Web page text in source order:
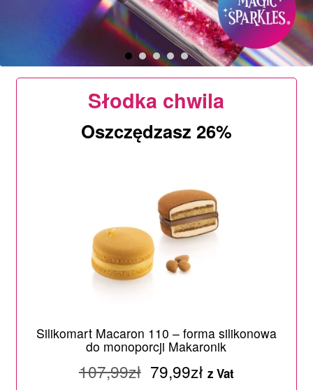
Ozdoby na tort weselny
Słodka chwila
Oszczędzasz 26%
Silikomart Macaron 110 – forma silikonowa
do monoporcji Makaronik
107,99zł 79,99zł z Vat